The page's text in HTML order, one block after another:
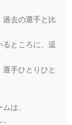
過去の選手と比
るところに、逞
手ひとりひと
は、